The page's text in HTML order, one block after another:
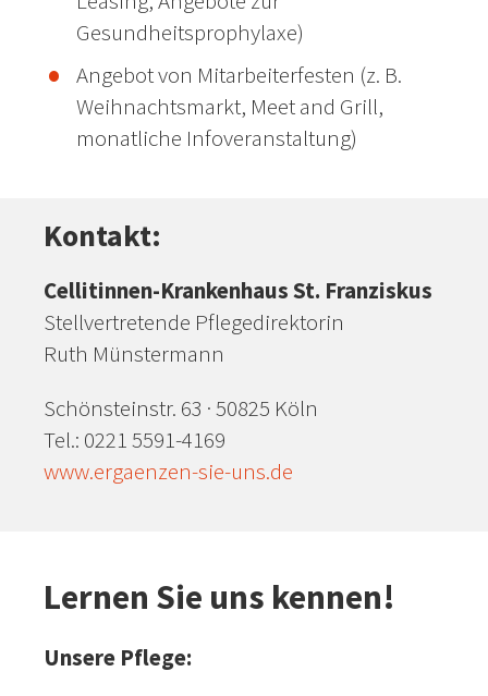
Gesundheitsprophylaxe)
Angebot von Mitarbeiterfesten (z. B.
Weihnachtsmarkt, Meet and Grill,
monatliche Infoveranstaltung)
Kontakt:
Cellitinnen-Krankenhaus St. Franziskus
Stellvertretende Pflegedirektorin
Ruth Münstermann
Schönsteinstr. 63 · 50825 Köln
Tel.: 0221 5591-4169
www.ergaenzen-sie-uns.de
Lernen Sie uns kennen!
Unsere Pflege: